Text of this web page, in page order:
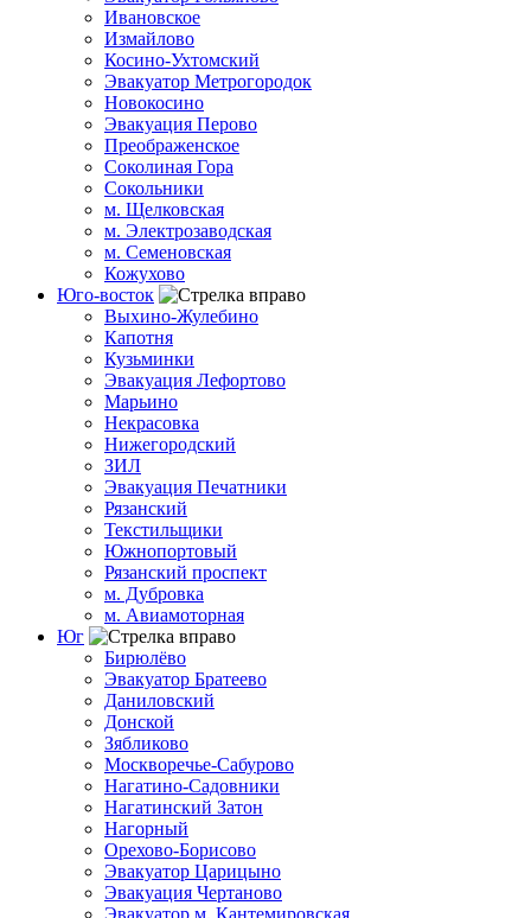
Ивановское
Измайлово
Косино-Ухтомский
Эвакуатор Метрогородок
Новокосино
Эвакуация Перово
Преображенское
Соколиная Гора
Сокольники
м. Щелковская
м. Электрозаводская
м. Семеновская
Кожухово
Юго-восток
Выхино-Жулебино
Капотня
Кузьминки
Эвакуация Лефортово
Марьино
Некрасовка
Нижегородский
ЗИЛ
Эвакуация Печатники
Рязанский
Текстильщики
Южнопортовый
Рязанский проспект
м. Дубровка
м. Авиамоторная
Юг
Бирюлёво
Эвакуатор Братеево
Даниловский
Донской
Зябликово
Москворечье-Сабурово
Нагатино-Садовники
Нагатинский Затон
Нагорный
Орехово-Борисово
Эвакуатор Царицыно
Эвакуация Чертаново
Эвакуатор м. Кантемировская